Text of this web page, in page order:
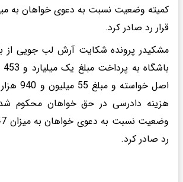
قرار رد صادر کرد.
مشکیدر پرونده شکایت آرش لب جویی از
هزینه دادرسی در حق خواهان محکوم
رد صادر کرد.